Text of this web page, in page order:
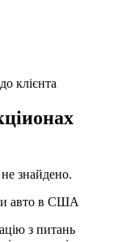
клієнта
знайдено.
авто в США
з питань